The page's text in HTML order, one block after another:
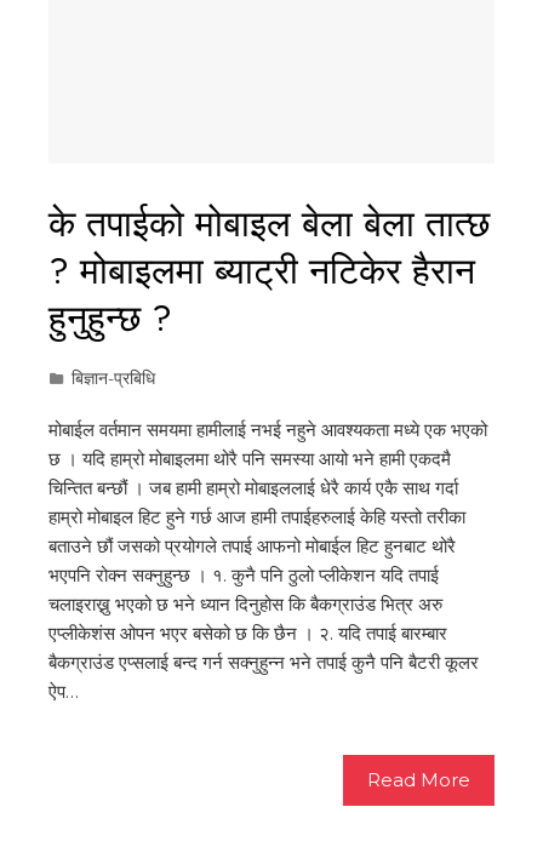
के तपाईको मोबाइल बेला बेला तात्छ
? मोबाइलमा ब्याट्री नटिकेर हैरान
हुनुहुन्छ ?
बिज्ञान-प्रबिधि
मोबाईल वर्तमान समयमा हामीलाई नभई नहुने आवश्यकता मध्ये एक भएको
छ । यदि हाम्रो मोबाइलमा थोरै पनि समस्या आयो भने हामी एकदमै
चिन्तित बन्छौं । जब हामी हाम्रो मोबाइललाई धेरै कार्य एकै साथ गर्दा
हाम्रो मोबाइल हिट हुने गर्छ आज हामी तपाईहरुलाई केहि यस्तो तरीका
बताउने छौं जसको प्रयोगले तपाई आफनो मोबाईल हिट हुनबाट थोरै
भएपनि रोक्न सक्नुहुन्छ । १. कुनै पनि ठुलो प्लीकेशन यदि तपाई
चलाइराख्नु भएको छ भने ध्यान दिनुहोस कि बैकग्राउंड भित्र अरु
एप्लीकेशंस ओपन भएर बसेको छ कि छैन । २. यदि तपाई बारम्बार
बैकग्राउंड एप्सलाई बन्द गर्न सक्नुहुन्न भने तपाई कुनै पनि बैटरी कूलर
ऐप…
Read More